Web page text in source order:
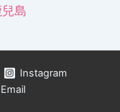
兒島
Instagram
Email